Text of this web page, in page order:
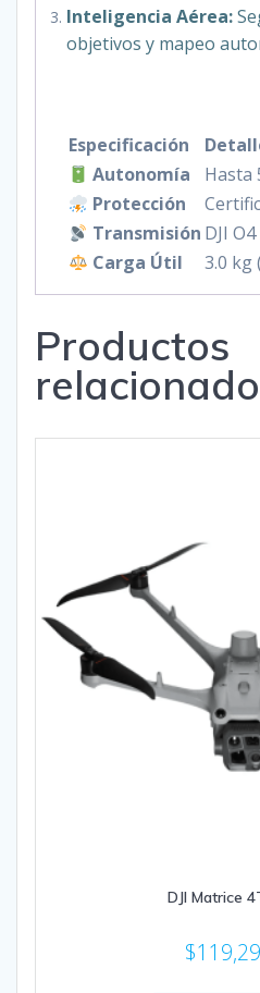
Inteligencia Aérea:
objetivos y mapeo
Especificación
Autonomía
Hasta
Protección
Transmisión DJI
Carga Útil
3.0 kg
Productos
DJI Matrice
$